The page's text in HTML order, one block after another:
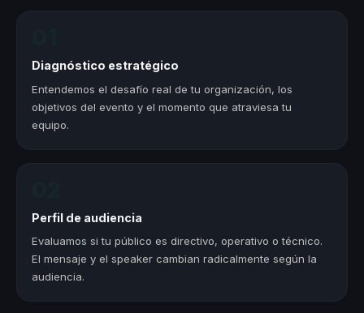
Diagnóstico estratégico
Entendemos el desafío real de tu organización, los
objetivos del evento y el momento que atraviesa tu
equipo.
Perfil de audiencia
Evaluamos si tu público es directivo, operativo o técnico.
El mensaje y el speaker cambian radicalmente según la
audiencia.